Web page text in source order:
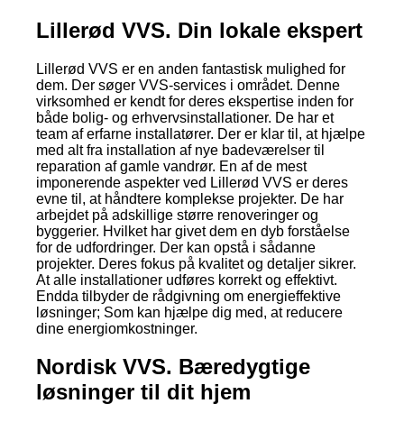
Lillerød VVS. Din lokale ekspert
Lillerød VVS er en anden fantastisk mulighed for
dem. Der søger VVS-services i området. Denne
virksomhed er kendt for deres ekspertise inden for
både bolig- og erhvervsinstallationer. De har et
team af erfarne installatører. Der er klar til, at hjælpe
med alt fra installation af nye badeværelser til
reparation af gamle vandrør. En af de mest
imponerende aspekter ved Lillerød VVS er deres
evne til, at håndtere komplekse projekter. De har
arbejdet på adskillige større renoveringer og
byggerier. Hvilket har givet dem en dyb forståelse
for de udfordringer. Der kan opstå i sådanne
projekter. Deres fokus på kvalitet og detaljer sikrer.
At alle installationer udføres korrekt og effektivt.
Endda tilbyder de rådgivning om energieffektive
løsninger; Som kan hjælpe dig med, at reducere
dine energiomkostninger.
Nordisk VVS. Bæredygtige
løsninger til dit hjem